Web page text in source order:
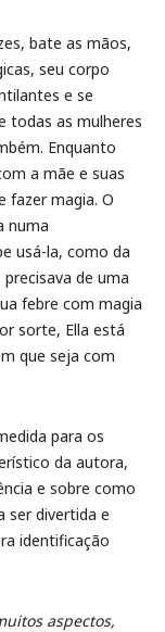
bate as mãos,
seu corpo
e se
todas as mulheres
Enquanto
a mãe e suas
fazer magia. O
numa
usá-la, como da
de uma
febre com magia
sorte, Ella está
que seja com
para os
da autora,
e sobre como
ser divertida e
identificação
aspectos,